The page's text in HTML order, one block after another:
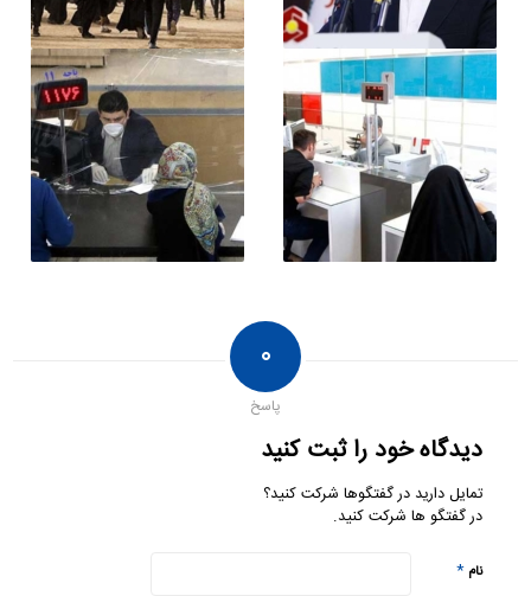
۰
پاسخ
دیدگاه خود را ثبت کنید
تمایل دارید در گفتگوها شرکت کنید؟
در گفتگو ها شرکت کنید.
نام*